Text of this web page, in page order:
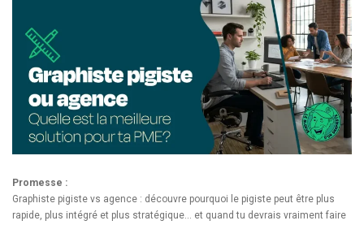
Promesse :
Graphiste pigiste vs agence : découvre pourquoi le pigiste peut être plus
rapide, plus intégré et plus stratégique… et quand tu devrais vraiment faire